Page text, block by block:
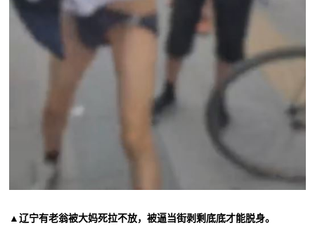
▲辽宁有老翁被大妈死拉不放，被逼当街剥剩底底才能脱身。